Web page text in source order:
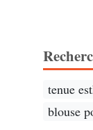
tenue
blouse